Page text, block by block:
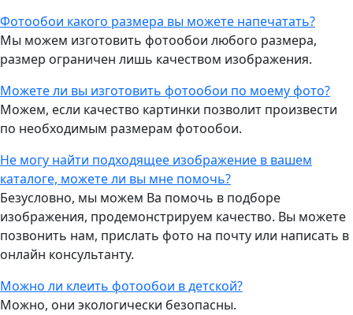
Фотообои какого размера вы можете напечатать?
Мы можем изготовить фотообои любого размера,
размер ограничен лишь качеством изображения.
Можете ли вы изготовить фотообои по моему фото?
Можем, если качество картинки позволит произвести
по необходимым размерам фотообои.
Не могу найти подходящее изображение в вашем
каталоге, можете ли вы мне помочь?
Безусловно, мы можем Ва помочь в подборе
изображения, продемонстрируем качество. Вы можете
позвонить нам, прислать фото на почту или написать в
онлайн консультанту.
Можно ли клеить фотообои в детской?
Можно, они экологически безопасны.